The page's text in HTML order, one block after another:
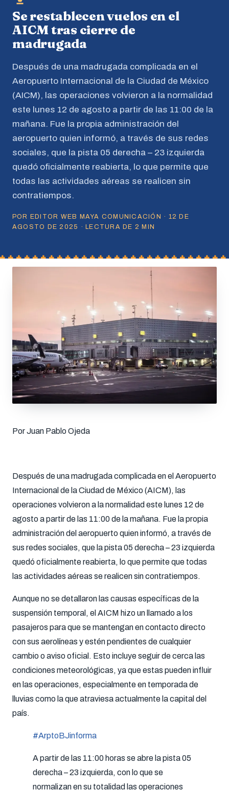
Se restablecen vuelos en el
AICM tras cierre de
madrugada
Después de una madrugada complicada en el
Aeropuerto Internacional de la Ciudad de México
(AICM), las operaciones volvieron a la normalidad
este lunes 12 de agosto a partir de las 11:00 de la
mañana. Fue la propia administración del
aeropuerto quien informó, a través de sus redes
sociales, que la pista 05 derecha – 23 izquierda
quedó oficialmente reabierta, lo que permite que
todas las actividades aéreas se realicen sin
contratiempos.
POR EDITOR WEB MAYA COMUNICACIÓN · 12 DE
AGOSTO DE 2025 · LECTURA DE 2 MIN
Por Juan Pablo Ojeda
Después de una madrugada complicada en el Aeropuerto
Internacional de la Ciudad de México (AICM), las
operaciones volvieron a la normalidad este lunes 12 de
agosto a partir de las 11:00 de la mañana. Fue la propia
administración del aeropuerto quien informó, a través de
sus redes sociales, que la pista 05 derecha – 23 izquierda
quedó oficialmente reabierta, lo que permite que todas
las actividades aéreas se realicen sin contratiempos.
Aunque no se detallaron las causas específicas de la
suspensión temporal, el AICM hizo un llamado a los
pasajeros para que se mantengan en contacto directo
con sus aerolíneas y estén pendientes de cualquier
cambio o aviso oficial. Esto incluye seguir de cerca las
condiciones meteorológicas, ya que estas pueden influir
en las operaciones, especialmente en temporada de
lluvias como la que atraviesa actualmente la capital del
país.
#ArptoBJinforma
A partir de las 11:00 horas se abre la pista 05
derecha – 23 izquierda, con lo que se
normalizan en su totalidad las operaciones